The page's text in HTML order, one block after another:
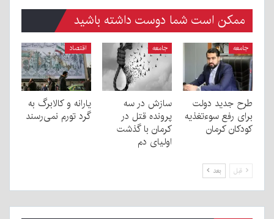
ممکن است شما دوست داشته باشید
جامعه
طرح جدید دولت
برای رفع سوءتغذیه
کودکان کرمان
جامعه
سازش در سه
پرونده قتل در
کرمان با گذشت
اولیای دم
اقتصاد
یارانه و کالابرگ به
گرد تورم نمی‌رسند
قبل بعد